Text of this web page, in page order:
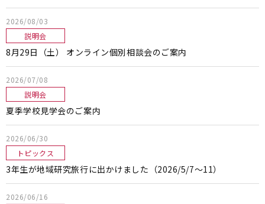
2026/08/03
説明会
8月29日（土） オンライン個別相談会のご案内
2026/07/08
説明会
夏季学校見学会のご案内
2026/06/30
トピックス
3年生が地域研究旅行に出かけました（2026/5/7～11）
2026/06/16